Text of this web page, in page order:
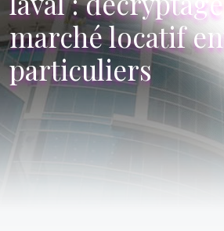
marché locatif
particuliers